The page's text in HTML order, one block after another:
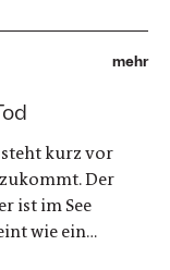
mehr
kurz vor
Der
ist im See
wie ein